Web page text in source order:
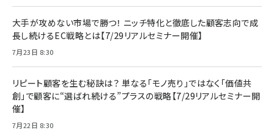
大手が攻めない市場で勝つ！ ニッチ特化と徹底した顧客志向で成
長し続けるEC戦略とは【7/29リアルセミナー開催】
7月23日 8:30
リピート顧客を生む秘訣は？ 単なる「モノ売り」ではなく「価値共
創」で顧客に“選ばれ続ける”プラスの戦略【7/29リアルセミナー開
催】
7月22日 8:30